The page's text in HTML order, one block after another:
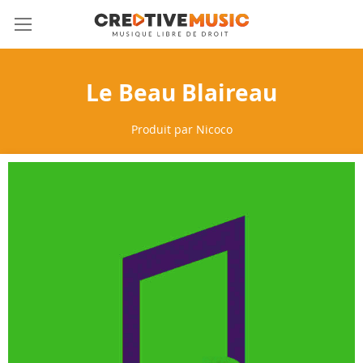
Allez
au
contenu
Le Beau Blaireau
Produit par Nicoco
of
images